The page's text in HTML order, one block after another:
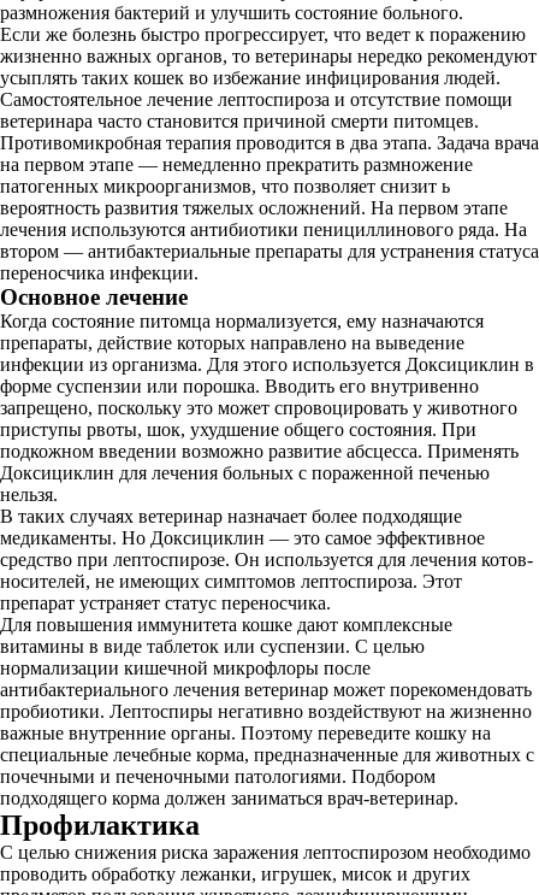
размножения бактерий и улучшить состояние больного.
Если же болезнь быстро прогрессирует, что ведет к поражению
жизненно важных органов, то ветеринары нередко рекомендуют
усыплять таких кошек во избежание инфицирования людей.
Самостоятельное лечение лептоспироза и отсутствие помощи
ветеринара часто становится причиной смерти питомцев.
Противомикробная терапия проводится в два этапа. Задача врача
на первом этапе — немедленно прекратить размножение
патогенных микроорганизмов, что позволяет снизит ь
вероятность развития тяжелых осложнений. На первом этапе
лечения используются антибиотики пенициллинового ряда. На
втором — антибактериальные препараты для устранения статуса
переносчика инфекции.
Основное лечение
Когда состояние питомца нормализуется, ему назначаются
препараты, действие которых направлено на выведение
инфекции из организма. Для этого используется Доксициклин в
форме суспензии или порошка. Вводить его внутривенно
запрещено, поскольку это может спровоцировать у животного
приступы рвоты, шок, ухудшение общего состояния. При
подкожном введении возможно развитие абсцесса. Применять
Доксициклин для лечения больных с пораженной печенью
нельзя.
В таких случаях ветеринар назначает более подходящие
медикаменты. Но Доксициклин — это самое эффективное
средство при лептоспирозе. Он используется для лечения котов-
носителей, не имеющих симптомов лептоспироза. Этот
препарат устраняет статус переносчика.
Для повышения иммунитета кошке дают комплексные
витамины в виде таблеток или суспензии. С целью
нормализации кишечной микрофлоры после
антибактериального лечения ветеринар может порекомендовать
пробиотики. Лептоспиры негативно воздействуют на жизненно
важные внутренние органы. Поэтому переведите кошку на
специальные лечебные корма, предназначенные для животных с
почечными и печеночными патологиями. Подбором
подходящего корма должен заниматься врач-ветеринар.
Профилактика
С целью снижения риска заражения лептоспирозом необходимо
проводить обработку лежанки, игрушек, мисок и других